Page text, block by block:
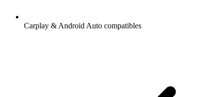
Carplay & Android Auto compatibles